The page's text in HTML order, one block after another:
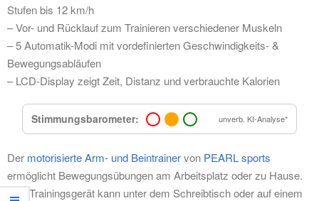
Stufen bis 12 km/h
– Vor- und Rücklauf zum Trainieren verschiedener Muskeln
– 5 Automatik-Modi mit vordefinierten Geschwindigkeits- &
Bewegungsabläufen
– LCD-Display zeigt Zeit, Distanz und verbrauchte Kalorien
Stimmungsbarometer: unverb. KI-Analyse*
Der motorisierte Arm- und Beintrainervon PEARL sports
ermöglicht Bewegungsübungen am Arbeitsplatz oder zu Hause.
Das Trainingsgerät kann unter dem Schreibtisch oder auf einem